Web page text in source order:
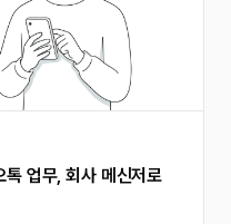
업무, 회사 메신저로